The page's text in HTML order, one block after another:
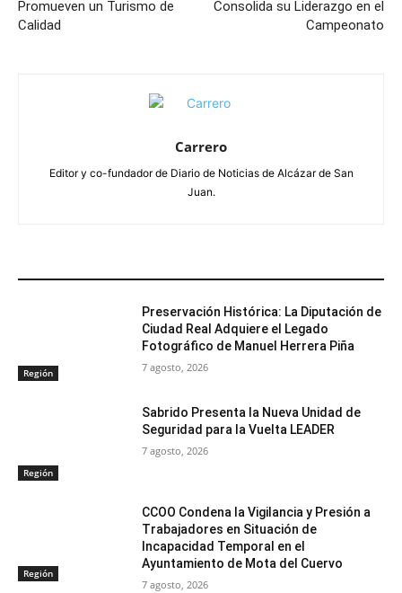
Promueven un Turismo de
Calidad
Consolida su Liderazgo en el
Campeonato
Carrero
Editor y co-fundador de Diario de Noticias de Alcázar de San
Juan.
Región
Preservación Histórica: La Diputación de
Ciudad Real Adquiere el Legado
Fotográfico de Manuel Herrera Piña
7 agosto, 2026
Región
Sabrido Presenta la Nueva Unidad de
Seguridad para la Vuelta LEADER
7 agosto, 2026
Región
CCOO Condena la Vigilancia y Presión a
Trabajadores en Situación de
Incapacidad Temporal en el
Ayuntamiento de Mota del Cuervo
7 agosto, 2026